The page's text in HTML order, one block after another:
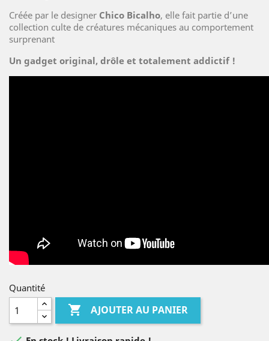
Créée par le designer Chico Bicalho, elle fait partie d’une
collection culte de créatures mécaniques au comportement
surprenant
Un gadget original, drôle et totalement addictif !
Quantité
 AJOUTER AU PANIER